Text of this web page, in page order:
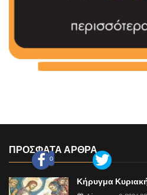
0
ΠΡΟΣΦΑΤΑ ΑΡΘΡΑ
Κήρυγμα